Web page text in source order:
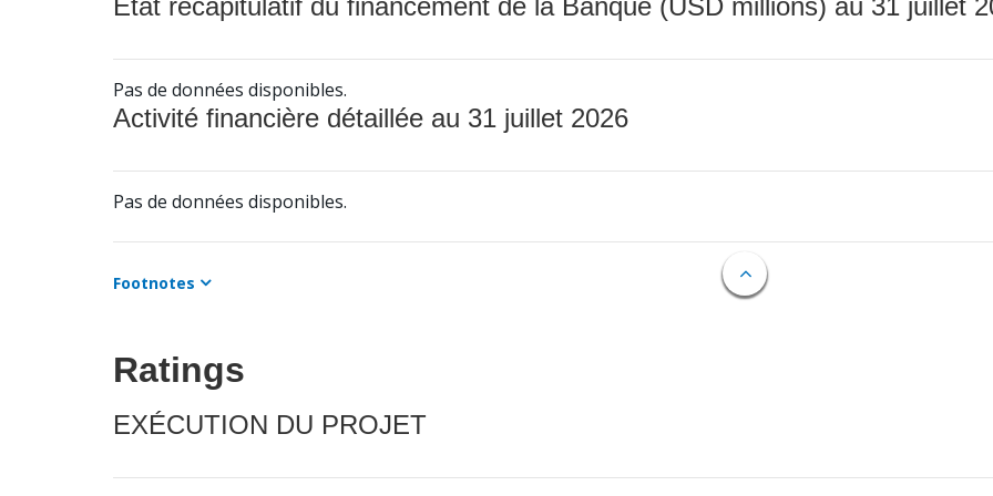
État récapitulatif du financement de la Banque (USD millions) au 31 juillet
Pas de données disponibles.
Activité financière détaillée au 31 juillet 2026
Pas de données disponibles.
Footnotes
Ratings
EXÉCUTION DU PROJET